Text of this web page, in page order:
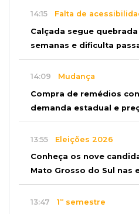
14:15 Falta de
Calçada segue
semanas e dificulta
14:09 Mudança
Compra de remédios
demanda estadual e
13:55 Eleições 2026
Conheça os nove
Mato Grosso do Sul nas
13:47 1º semestre